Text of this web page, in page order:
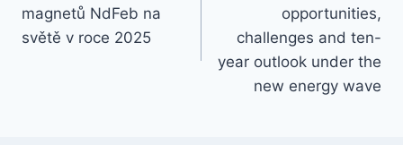
magnetů NdFeb na
světě v roce 2025
opportunities,
challenges and ten-
year outlook under the
new energy wave